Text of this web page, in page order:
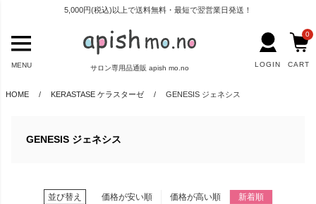
5,000円(税込)以上で送料無料・最短で翌営業日発送！
サロン専用品通販 apish mo.no
MENU LOGIN CART
0
HOME KERASTASE ケラスターゼ GENESIS ジェネシス
GENESIS ジェネシス
並び替え 価格が安い順 価格が高い順 新着順